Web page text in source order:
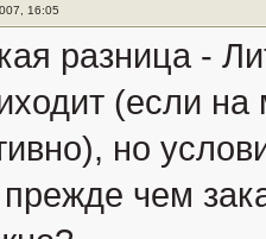
16:05
разница -
(если
но
чем